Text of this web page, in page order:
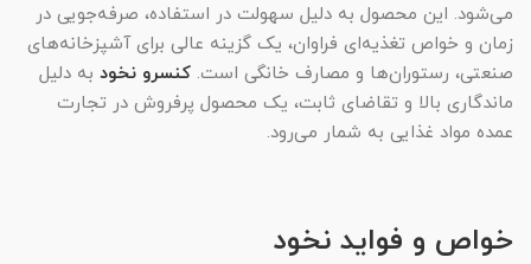
می‌شود. این محصول به دلیل سهولت در استفاده، صرفه‌جویی در
زمان و خواص تغذیه‌ای فراوان، یک گزینه عالی برای آشپزخانه‌های
صنعتی، رستوران‌ها و مصارف خانگی است. کنسرو نخود به دلیل
ماندگاری بالا و تقاضای ثابت، یک محصول پرفروش در تجارت
عمده مواد غذایی به شمار می‌رود.
خواص و فواید نخود